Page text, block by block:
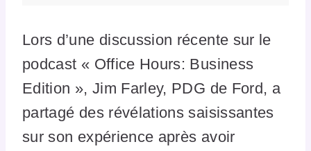
Lors d’une discussion récente sur le
podcast « Office Hours: Business
Edition », Jim Farley, PDG de Ford, a
partagé des révélations saisissantes
sur son expérience après avoir